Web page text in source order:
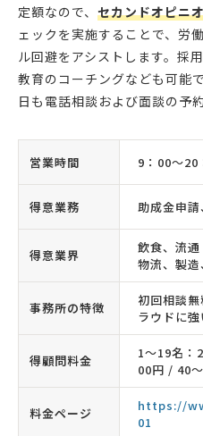
定額なので、 セカンドオピニ
ェックを実施することで、労
ル回避をアシストします。採
教育のコーチングなども可能
日も電話相談および面談の予
営業時間 9：00〜20
得意業務 助成金申
得意業界
飲食、流通
物流、製
事務所の特徴
初回相談
ラウドに強
得顧問料金
1〜19名：
00円 / 40
料金ページ
https://
01